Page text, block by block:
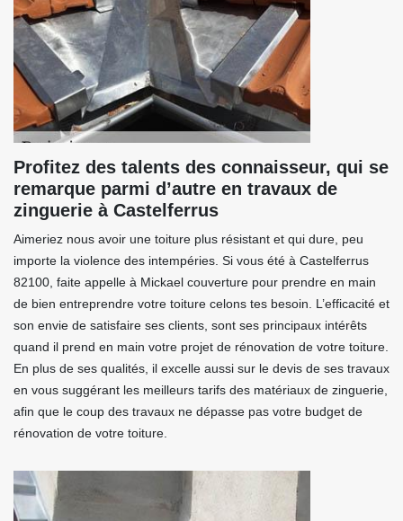
Profitez des talents des connaisseur, qui se
remarque parmi d’autre en travaux de
zinguerie à Castelferrus
Aimeriez nous avoir une toiture plus résistant et qui dure, peu
importe la violence des intempéries. Si vous été à Castelferrus
82100, faite appelle à Mickael couverture pour prendre en main
de bien entreprendre votre toiture celons tes besoin. L’efficacité et
son envie de satisfaire ses clients, sont ses principaux intérêts
quand il prend en main votre projet de rénovation de votre toiture.
En plus de ses qualités, il excelle aussi sur le devis de ses travaux
en vous suggérant les meilleurs tarifs des matériaux de zinguerie,
afin que le coup des travaux ne dépasse pas votre budget de
rénovation de votre toiture.